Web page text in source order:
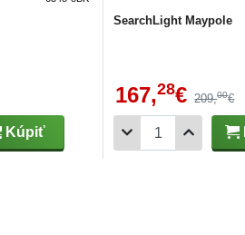
Kúpiť
SearchLight Maypole
167,28€ 209,00€